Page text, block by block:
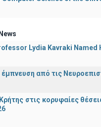
Lydia Kavraki
έμπνευση από τις
στις κορυφαίες